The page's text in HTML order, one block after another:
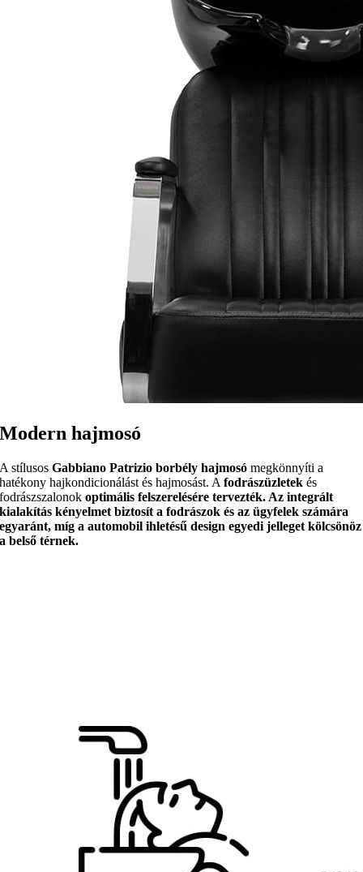
Modern hajmosó
A stílusosGabbiano Patrizio borbély hajmosó megkönnyíti a
hatékony hajkondicionálást és hajmosást. Afodrászüzletek és
fodrászszalonokoptimális felszerelésére tervezték. Azintegrált
kialakítás kényelmet biztosít a fodrászok és az ügyfelek számára
egyaránt, míg aautomobil ihletésű design egyedi jelleget kölcsönöz
a belső térnek.